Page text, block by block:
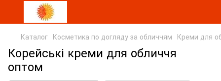
Каталог Косметика по догляду за обличчям Креми для
Корейські креми для обличчя
оптом